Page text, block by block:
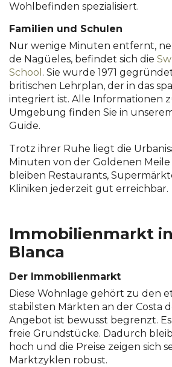
Wohlbefinden spezialisiert.
Familien und Schulen
Nur wenige Minuten entfernt,
de Nagüeles, befindet sich die
School . Sie wurde 1971
britischen Lehrplan, der in das
integriert ist. Alle Informationen
Umgebung finden Sie in
Guide.
Trotz ihrer Ruhe liegt die
Minuten von der Goldenen
bleiben Restaurants,
Kliniken jederzeit gut erreichbar.
Immobilienmarkt
Blanca
Der Immobilienmarkt
Diese Wohnlage gehört zu den
stabilsten Märkten an der Costa
Angebot ist bewusst begrenzt.
freie Grundstücke. Dadurch
hoch und die Preise zeigen sich
Marktzyklen robust.